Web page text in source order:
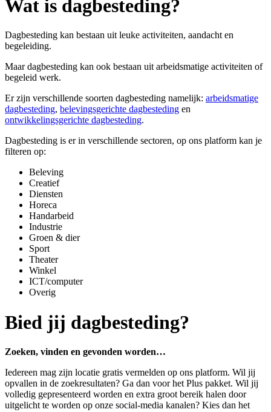
Wat is dagbesteding?
Dagbesteding kan bestaan uit leuke activiteiten, aandacht en
begeleiding.
Maar dagbesteding kan ook bestaan uit arbeidsmatige activiteiten of
begeleid werk.
Er zijn verschillende soorten dagbesteding namelijk: arbeidsmatige
dagbesteding, belevingsgerichte dagbesteding en
ontwikkelingsgerichte dagbesteding.
Dagbesteding is er in verschillende sectoren, op ons platform kan je
filteren op:
Beleving
Creatief
Diensten
Horeca
Handarbeid
Industrie
Groen & dier
Sport
Theater
Winkel
ICT/computer
Overig
Bied jij dagbesteding?
Zoeken, vinden en gevonden worden…
Iedereen mag zijn locatie gratis vermelden op ons platform. Wil jij
opvallen in de zoekresultaten? Ga dan voor het Plus pakket. Wil jij
volledig gepresenteerd worden en extra groot bereik halen door
uitgelicht te worden op onze social-media kanalen? Kies dan het